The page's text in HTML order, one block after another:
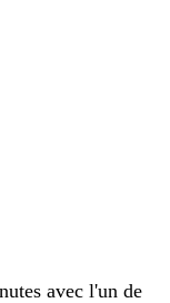
avec l'un de